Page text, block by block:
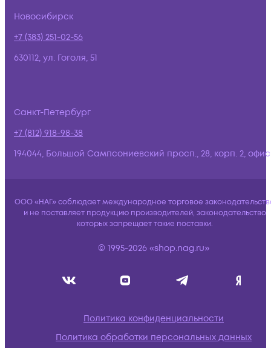
Новосибирск
+7 (383) 251-02-56
630112, ул. Гоголя, 51
Санкт-Петербург
+7 (812) 918-98-38
194044, Большой Сампсониевский просп., 28, корп. 2,
ООО «НАГ» соблюдает международное торговое
и не поставляет продукцию производителей, законодательство
которых запрещает такие поставки.
© 1995-2026 «shop.nag.ru»
Политика конфиденциальности
Политика обработки персональных данных